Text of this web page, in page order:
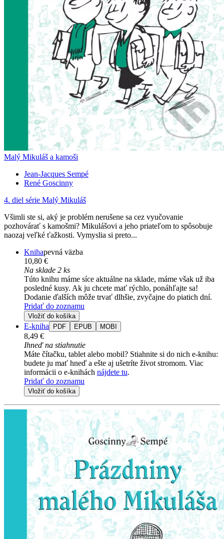
Malý Mikuláš a kamoši
Jean-Jacques Sempé
René Goscinny
4. diel série Malý Mikuláš
Všimli ste si, aký je problém nerušene sa cez vyučovanie
pozhovárať s kamošmi? Mikulášovi a jeho priateľom to spôsobuje
naozaj veľké ťažkosti. Vymyslia si preto...
Knihapevná väzba
10,80 €
Na sklade 2 ks
Túto knihu máme síce aktuálne na sklade, máme však už iba
posledné kusy. Ak ju chcete mať rýchlo, ponáhľajte sa!
Dodanie ďalších môže trvať dlhšie, zvyčajne do piatich dní.
Pridať do zoznamu
Vložiť do košíka
E-kniha PDF EPUB MOBI
8,49 €
Ihneď na stiahnutie
Máte čítačku, tablet alebo mobil? Stiahnite si do nich e-knihu:
budete ju mať hneď a ešte aj ušetríte život stromom. Viac
informácii o e-knihách nájdete tu.
Pridať do zoznamu
Vložiť do košíka